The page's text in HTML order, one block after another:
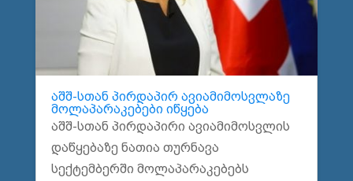
აშშ-სთან პირდაპირ ავიამიმოსვლაზე
მოლაპარაკებები იწყება
აშშ-სთან პირდაპირი ავიამიმოსვლის
დაწყებაზე ნათია თურნავა
სექტემბერში მოლაპარაკებებს